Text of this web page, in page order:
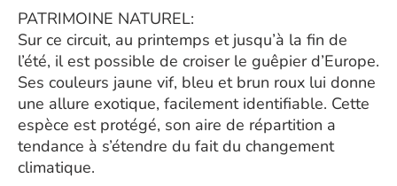
PATRIMOINE NATUREL:
Sur ce circuit, au printemps et jusqu’à la fin de
l’été, il est possible de croiser le guêpier d’Europe.
Ses couleurs jaune vif, bleu et brun roux lui donne
une allure exotique, facilement identifiable. Cette
espèce est protégé, son aire de répartition a
tendance à s’étendre du fait du changement
climatique.